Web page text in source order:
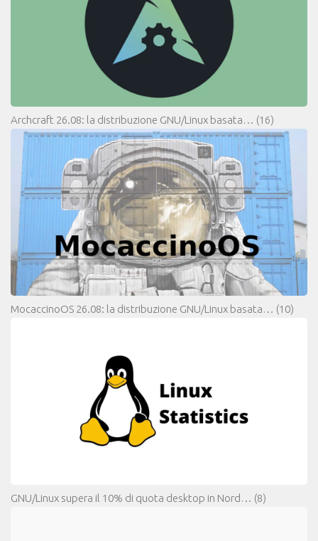
Archcraft 26.08: la distribuzione GNU/Linux basata… (16)
MocaccinoOS 26.08: la distribuzione GNU/Linux basata… (10)
GNU/Linux supera il 10% di quota desktop in Nord… (8)